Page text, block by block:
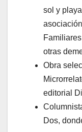
sol y
otras
Obra
editorial
Dos,